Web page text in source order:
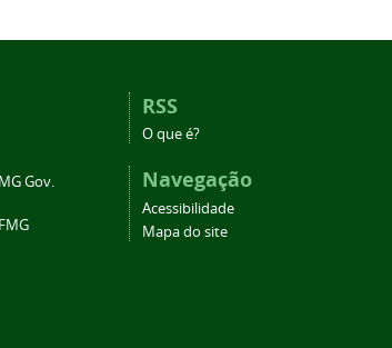
Gov.
RSS
O que é?
Navegação
Acessibilidade
Mapa do site